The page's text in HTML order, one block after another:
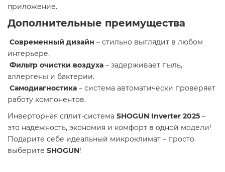
приложение.
Дополнительные преимущества
Современный дизайн – стильно выглядит в любом
интерьере.
Фильтр очистки воздуха – задерживает пыль,
аллергены и бактерии.
Самодиагностика – система автоматически проверяет
работу компонентов.
Инверторная сплит-система SHOGUN Inverter 2025 –
это надежность, экономия и комфорт в одной модели!
Подарите себе идеальный микроклимат – просто
выберите SHOGUN!